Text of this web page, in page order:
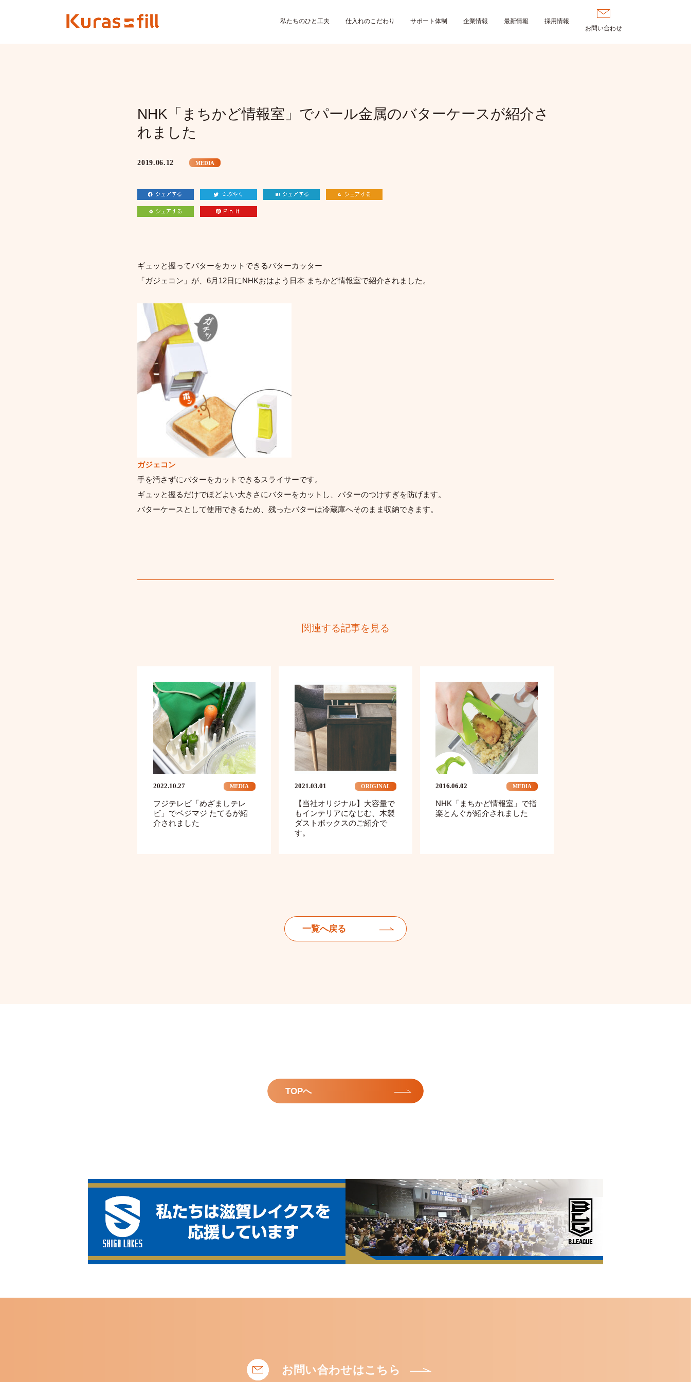
私たちのひと工夫 仕入れのこだわり サポート体制 企業情報 最新情報
採用情報
お問い合わせ
NHK「まちかど情報室」でパール金属のバターケースが紹介さ
れました
2019.06.12 MEDIA
ギュッと握ってバターをカットできるバターカッター
「ガジェコン」が、6月12日にNHKおはよう日本 まちかど情報室で紹介されました。
ガジェコン
手を汚さずにバターをカットできるスライサーです。
ギュッと握るだけでほどよい大きさにバターをカットし、バターのつけすぎを防げます。
バターケースとして使用できるため、残ったバターは冷蔵庫へそのまま収納できます。
関連する記事を見る
2022.10.27 MEDIA
フジテレビ「めざましテレ
ビ」でベジマジ たてるが紹
介されました
2021.03.01 ORIGINAL
【当社オリジナル】大容量で
もインテリアになじむ、木製
ダストボックスのご紹介で
す。
2016.06.02 MEDIA
NHK「まちかど情報室」で指
楽とんぐが紹介されました
一覧へ戻る
TOPへ
お問い合わせはこちら